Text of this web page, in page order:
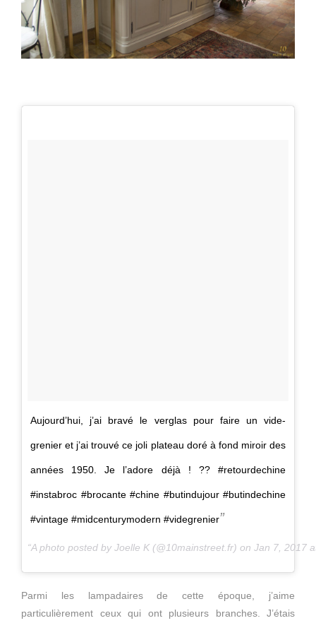
Aujourd’hui, j’ai bravé le verglas pour faire un vide-
grenier et j’ai trouvé ce joli plateau doré à fond miroir des
années 1950. Je l’adore déjà ! ?? #retourdechine
#instabroc #brocante #chine #butindujour #butindechine
#vintage #midcenturymodern #videgrenier
A photo posted by Joelle K (@10mainstreet.fr) on Jan 7, 2017
Parmi les lampadaires de cette époque, j’aime
particulièrement ceux qui ont plusieurs branches. J’étais